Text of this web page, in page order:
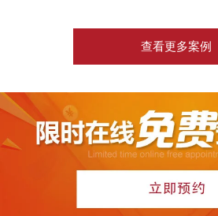
查看更多案例